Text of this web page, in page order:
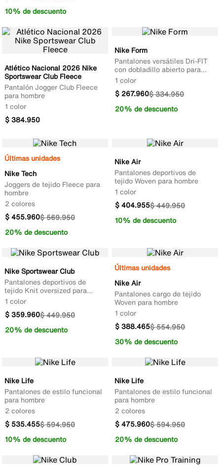
10% de descuento
Atlético Nacional 2026 Nike
Sportswear Club Fleece
Pantalón Jogger Club Fleece
para hombre
1 color
$384.950
Nike Form
Pantalones versátiles Dri-FIT
con dobladillo abierto para
hombre
1 color
$334.950
$ 267.960
20% de descuento
Últimas unidades
Nike Tech
Joggers de tejido Fleece para
hombre
2 colores
$569.950
$455.960
20% de descuento
Nike Air
Pantalones deportivos de
tejido Woven para hombre
1 color
$449.950
$404.955
10% de descuento
Nike Sportswear Club
Pantalones deportivos de
tejido Knit oversized para
hombre
1 color
$449.950
$359.960
20% de descuento
Últimas unidades
Nike Air
Pantalones cargo de tejido
Woven para hombre
1 color
$554.950
$388.465
30% de descuento
Nike Life
Pantalones de estilo funcional
para hombre
2 colores
$594.950
$ 535.455
10% de descuento
Nike Life
Pantalones de estilo funcional
para hombre
2 colores
$594.950
$475.960
20% de descuento